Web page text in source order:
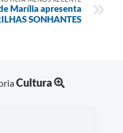
Marília apresenta
SONHANTES
Cultura